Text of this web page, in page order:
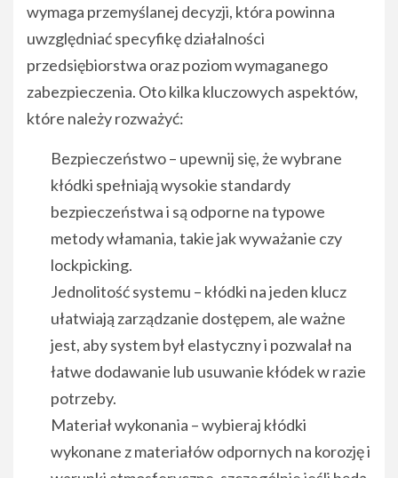
wymaga przemyślanej decyzji, która powinna
uwzględniać specyfikę działalności
przedsiębiorstwa oraz poziom wymaganego
zabezpieczenia. Oto kilka kluczowych aspektów,
które należy rozważyć:
Bezpieczeństwo – upewnij się, że wybrane
kłódki spełniają wysokie standardy
bezpieczeństwa i są odporne na typowe
metody włamania, takie jak wyważanie czy
lockpicking.
Jednolitość systemu – kłódki na jeden klucz
ułatwiają zarządzanie dostępem, ale ważne
jest, aby system był elastyczny i pozwalał na
łatwe dodawanie lub usuwanie kłódek w razie
potrzeby.
Materiał wykonania – wybieraj kłódki
wykonane z materiałów odpornych na korozję i